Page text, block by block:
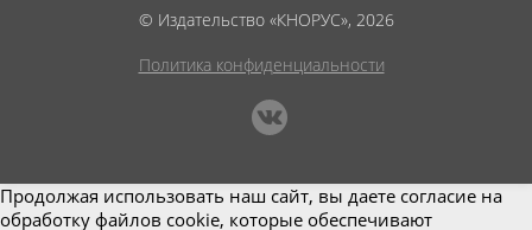
© Издательство «КНОРУС», 2026
Политика конфиденциальности
Продолжая использовать наш сайт, вы даете согласие на
обработку файлов cookie, которые обеспечивают